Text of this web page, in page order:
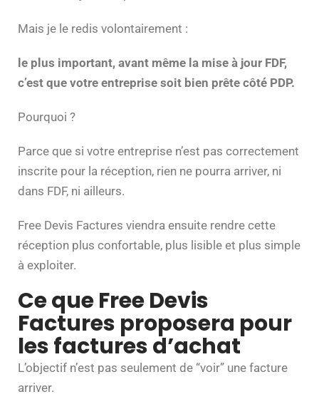
Mais je le redis volontairement :
le plus important, avant même la mise à jour FDF,
c’est que votre entreprise soit bien prête côté PDP.
Pourquoi ?
Parce que si votre entreprise n’est pas correctement
inscrite pour la réception, rien ne pourra arriver, ni
dans FDF, ni ailleurs.
Free Devis Factures viendra ensuite rendre cette
réception plus confortable, plus lisible et plus simple
à exploiter.
Ce que Free Devis
Factures proposera pour
les factures d’achat
L’objectif n’est pas seulement de “voir” une facture
arriver.